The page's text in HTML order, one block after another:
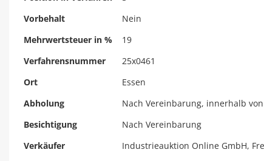
Vorbehalt
Nein
Mehrwertsteuer in %
19
Verfahrensnummer
25x0461
Ort
Essen
Abholung
Nach Vereinbarung, innerhalb
Besichtigung
Nach Vereinbarung
Verkäufer
Industrieauktion Online GmbH,